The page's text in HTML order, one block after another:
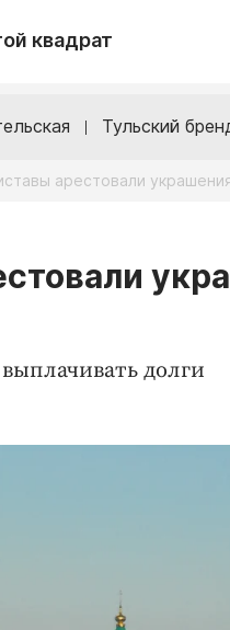
квадрат
Тульский
арестовали
долги